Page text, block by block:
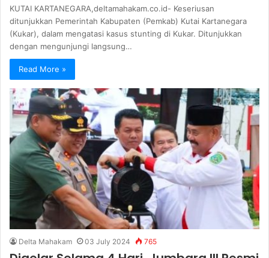
KUTAI KARTANEGARA,deltamahakam.co.id- Keseriusan
ditunjukkan Pemerintah Kabupaten (Pemkab) Kutai Kartanegara
(Kukar), dalam mengatasi kasus stunting di Kukar. Ditunjukkan
dengan mengunjungi langsung…
Read More »
Delta Mahakam 03 July 2024 765